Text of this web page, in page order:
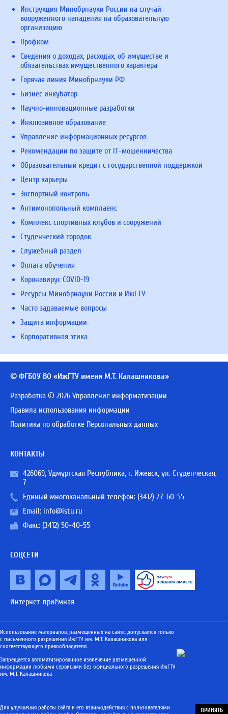
Инструкция Минобрнауки России на случай
вооруженного нападения на образовательную
организацию
Профком
Сведения о доходах, расходах, об имуществе и
обязательствах имущественного характера
Горячая линия Минобрнауки РФ
Бизнес инкубатор
Научно-инновационные разработки
Инклюзивное образование
Управление информационных ресурсов
Рекомендации по защите от IT-мошенничества
Образовательный кредит с государственной поддержкой
Центр карьеры
Экспортный контроль
Антимонопольный комплаенс
Комплекс спортивных клубов и сооружений
Студенческий городок
Служебный раздел
Оплата обучения
Коронавирус COVID-19
Ресурсы Минобрнауки России и ИжГТУ
Часто задаваемые вопросы
Защита информации
Корпоративная этика
© ФГБОУ ВО «ИжГТУ имени М.Т. Калашникова»
Разработка © 2026 Управление информатизации
Правила использования информации
Политика по обработке Персональных данных
КОНТАКТЫ
426069, Удмуртская Республика, г. Ижевск, ул. Студенческая,
7
Единый многоканальный телефон: (3412) 77-60-55
Email: info@istu.ru
Факс: (3412) 50-40-55
СОЦСЕТИ
Интернет-приёмная
Использование материалов, размещенных на сайте, допускается только
с письменного разрешения ИжГТУ им. М.Т. Калашникова или
соответствующего правообладателя.
Запрещается автоматизированное извлечение размещенной
информации любыми сервисами без официального разрешения ИжГТУ
им. М.Т. Калашникова
Для улучшения работы сайта и его взаимодействия с пользователями
ПРИНЯТЬ